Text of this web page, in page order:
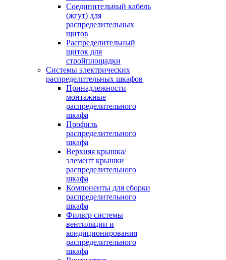
Соединительный кабель
(жгут) для
распределительных
щитов
Распределительный
щиток для
стройплощадки
Системы электрических
распределительных шкафов
Принадлежности
монтажные
распределительного
шкафа
Профиль
распределительного
шкафа
Верхняя крышка/
элемент крышки
распределительного
шкафа
Компоненты для сборки
распределительного
шкафа
Фильтр системы
вентиляции и
кондиционирования
распределительного
шкафа